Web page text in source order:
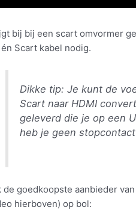
bij bij een scart omvormer
én Scart kabel nodig.
Dikke tip: Je kunt de
Scart naar HDMI
geleverd die je op een
heb je geen
de goedkoopste aanbieder
hierboven) op bol: